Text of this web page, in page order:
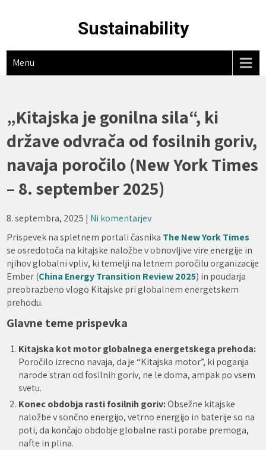
Sustainability
Menu
„Kitajska je gonilna sila“, ki
države odvrača od fosilnih goriv,
navaja poročilo (New York Times
– 8. september 2025)
8. septembra, 2025 | Ni komentarjev
Prispevek na spletnem portali časnika The New York Times
se osredotoča na kitajske naložbe v obnovljive vire energije in
njihov globalni vpliv, ki temelji na letnem poročilu organizacije
Ember (China Energy Transition Review 2025) in poudarja
preobrazbeno vlogo Kitajske pri globalnem energetskem
prehodu.
Glavne teme prispevka
Kitajska kot motor globalnega energetskega prehoda:
Poročilo izrecno navaja, da je “Kitajska motor”, ki poganja
narode stran od fosilnih goriv, ne le doma, ampak po vsem
svetu.
Konec obdobja rasti fosilnih goriv:Obsežne kitajske
naložbe v sončno energijo, vetrno energijo in baterije so na
poti, da končajo obdobje globalne rasti porabe premoga,
nafte in plina.